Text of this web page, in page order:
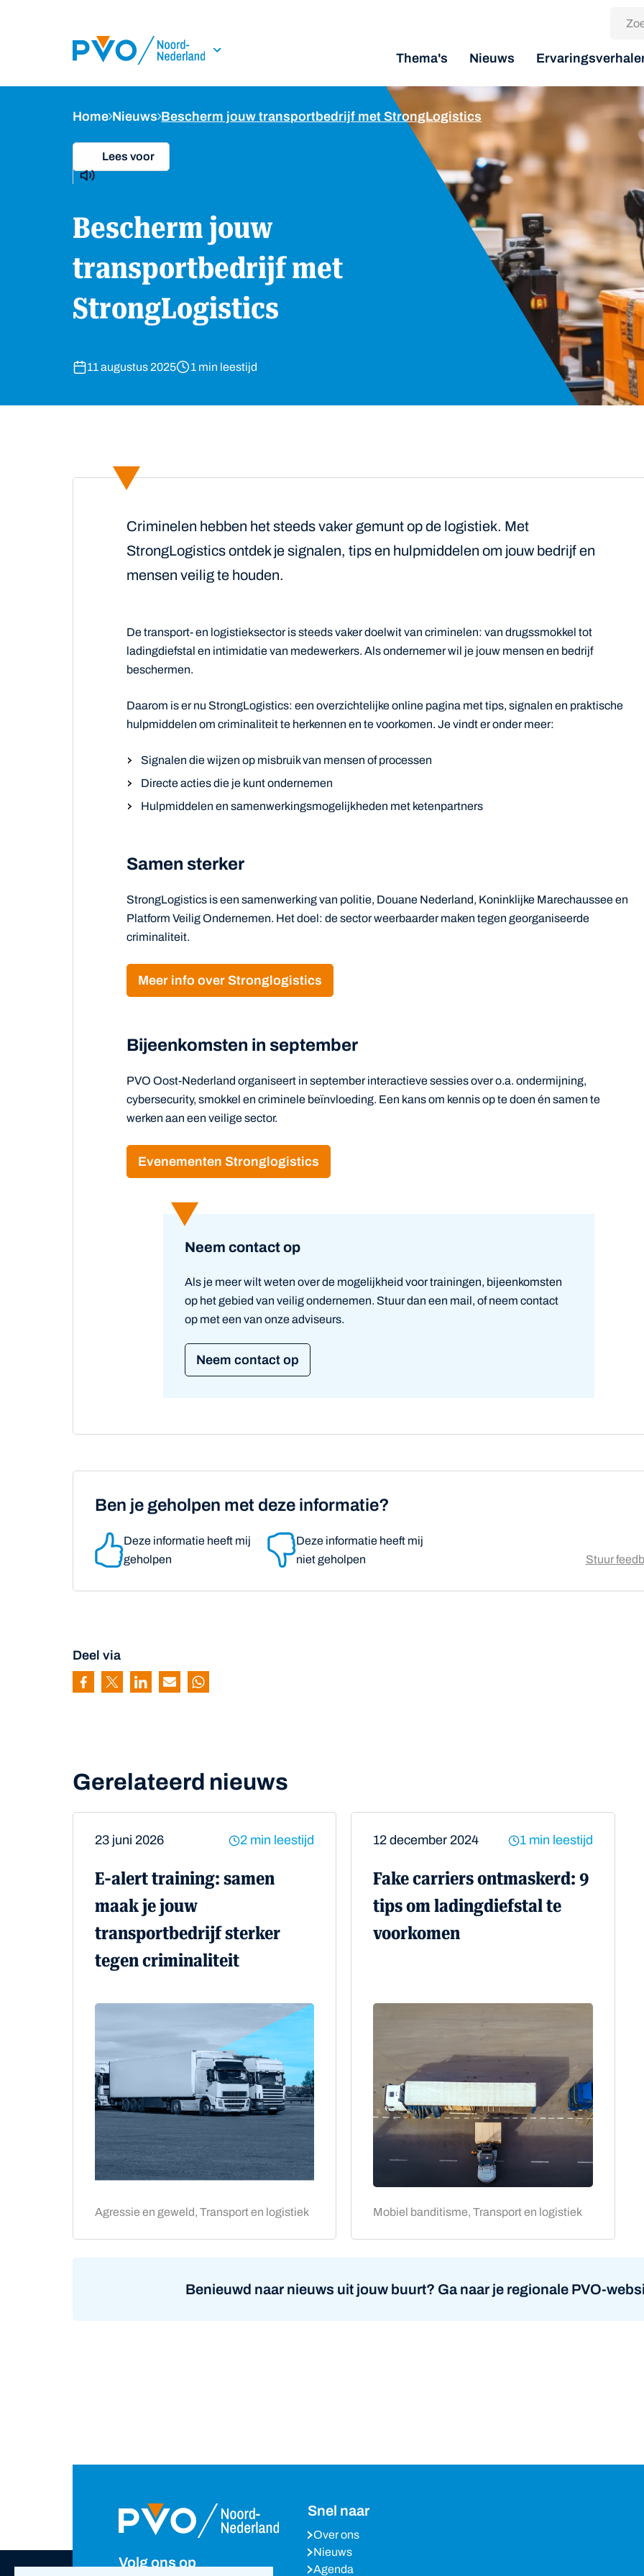
Thema's Nieuws
Home Nieuws Bescherm jouw transportbedrijf met StrongLogistics
Lees voor
Bescherm jouw
transportbedrijf met
StrongLogistics
11 augustus 2025 1 min leestijd
Criminelen hebben het steeds vaker gemunt op de logistiek. Met
StrongLogistics ontdek je signalen, tips en hulpmiddelen om jouw bedrijf en
mensen veilig te houden.
De transport- en logistieksector is steeds vaker doelwit van criminelen: van drugssmokkel tot
ladingdiefstal en intimidatie van medewerkers. Als ondernemer wil je jouw mensen en bedrijf
beschermen.
Daarom is er nu StrongLogistics: een overzichtelijke online pagina met tips, signalen en praktische
hulpmiddelen om criminaliteit te herkennen en te voorkomen. Je vindt er onder meer:
Signalen die wijzen op misbruik van mensen of processen
Directe acties die je kunt ondernemen
Hulpmiddelen en samenwerkingsmogelijkheden met ketenpartners
Samen sterker
StrongLogistics is een samenwerking van politie, Douane Nederland, Koninklijke Marechaussee en
Platform Veilig Ondernemen. Het doel: de sector weerbaarder maken tegen georganiseerde
criminaliteit.
Meer info over Stronglogistics
Bijeenkomsten in september
PVO Oost-Nederland organiseert in september interactieve sessies over o.a. ondermijning,
cybersecurity, smokkel en criminele beïnvloeding. Een kans om kennis op te doen én samen te
werken aan een veilige sector.
Evenementen Stronglogistics
Neem contact op
Als je meer wilt weten over de mogelijkheid voor trainingen, bijeenkomsten
op het gebied van veilig ondernemen. Stuur dan een mail, of neem contact
op met een van onze adviseurs.
Neem contact op
Ben je geholpen met deze informatie?
Deze informatie heeft mij
geholpen
Deze informatie heeft mij
niet geholpen
Stuur
Deel via
Pagina delen via Facebook
Pagina delen via Twitter
Pagina delen via Linkedin
Pagina delen via Mail
Pagina delen via Whatsapp
Gerelateerd nieuws
23 juni 2026 2 min leestijd
E-alert training: samen
maak je jouw
transportbedrijf sterker
tegen criminaliteit
Agressie en geweld, Transport en logistiek
12 december 2024 1 min leestijd
Fake carriers ontmaskerd: 9
tips om ladingdiefstal te
voorkomen
Mobiel banditisme, Transport en logistiek
Benieuwd naar nieuws uit jouw buurt? Ga naar je regionale PVO-
Volg ons op
Snel naar
Over ons
Nieuws
Agenda